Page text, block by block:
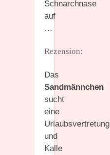
Schnarchnase
auf
…
Rezension:
Das
Sandmännchen
sucht
eine
Urlaubsvertretung
und
Kalle